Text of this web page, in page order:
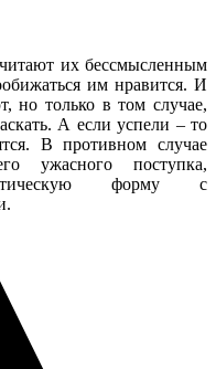
их бессмысленным
им нравится.И
,но только в том случае,
. А если успели –то
. В противном случае
ужасного поступка,
форму
с
.